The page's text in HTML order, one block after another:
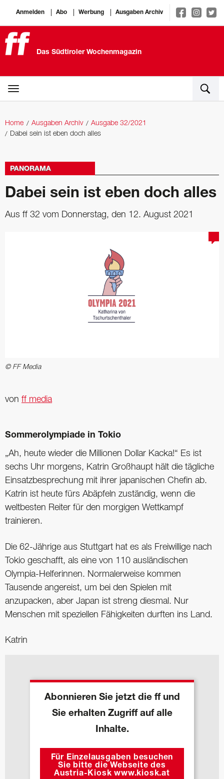
Anmelden Abo Werbung Ausgaben Archiv
Das Südtiroler Wochenmagazin
Home Ausgaben Archiv
Ausgabe 32/2021
Dabei sein ist eben doch alles
PANORAMA
Dabei sein ist eben doch alles
Aus ff 32 vom Donnerstag, den 12. August 2021
© FF Media
von ff media
Sommerolympiade in Tokio
„Ah, heute wieder die Millionen Dollar Kacka!“ Es ist
sechs Uhr morgens, Katrin Großhaupt hält die tägliche
Einsatzbesprechung mit ihrer japanischen Chefin ab.
Katrin ist heute fürs Abäpfeln zuständig, wenn die
weltbesten Reiter für den morgigen Wettkampf
trainieren.
Die 62-Jährige aus Stuttgart hat es als Freiwillige nach
Tokio geschafft, als eine von 110 ausländischen
Olympia-Helferinnen. Normalerweise kommen
Tausende angereist, um bei den Spielen mit
anzupacken, aber Japan ist streng diesmal. Nur
Menschen mit speziellen Fähigkeiten durften ins Land.
Katrin
Abonnieren Sie jetzt die ff und
Sie erhalten Zugriff auf alle
Inhalte.
Für Einzelausgaben besuchen
Sie bitte die Webseite des
Austria-Kiosk www.kiosk.at